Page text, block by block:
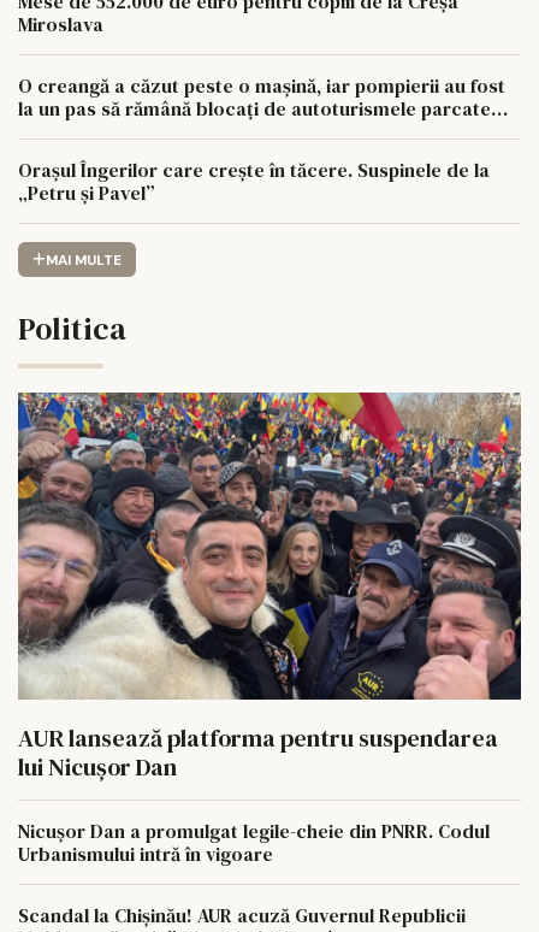
Miroslava
O creangă a căzut peste o mașină, iar pompierii au fost
la un pas să rămână blocați de autoturismele parcate
aiurea
Orașul Îngerilor care crește în tăcere. Suspinele de la
„Petru și Pavel”
MAI MULTE
Politica
AUR lansează platforma pentru suspendarea
lui Nicușor Dan
Nicușor Dan a promulgat legile-cheie din PNRR. Codul
Urbanismului intră în vigoare
Scandal la Chișinău! AUR acuză Guvernul Republicii